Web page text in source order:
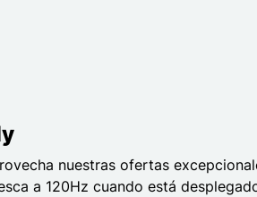
nuestras ofertas
a 120Hz cuando está